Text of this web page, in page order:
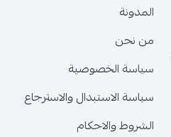
المدونة
من نحن
سياسة الخصوصية
سياسة الاستبدال والاسترجاع
الشروط والاحكام